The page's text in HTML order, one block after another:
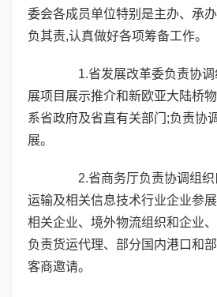
委会各成员单位特别是主办、承
负其责,认真做好各项筹备工作。
1.省发展改革委负责协调
展项目展示推介和新欧亚大陆桥
系省政府及省直有关部门;负责协
展。
2.省商务厅负责协调组织
运输及相关信息技术行业企业参
相关企业、境外物流组织和企业
负责货运代理、部分国内港口和
客商邀请。